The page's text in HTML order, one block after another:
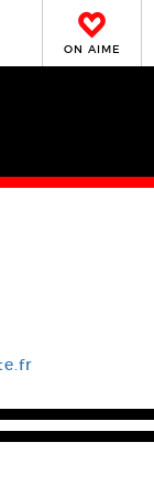
ON AIME